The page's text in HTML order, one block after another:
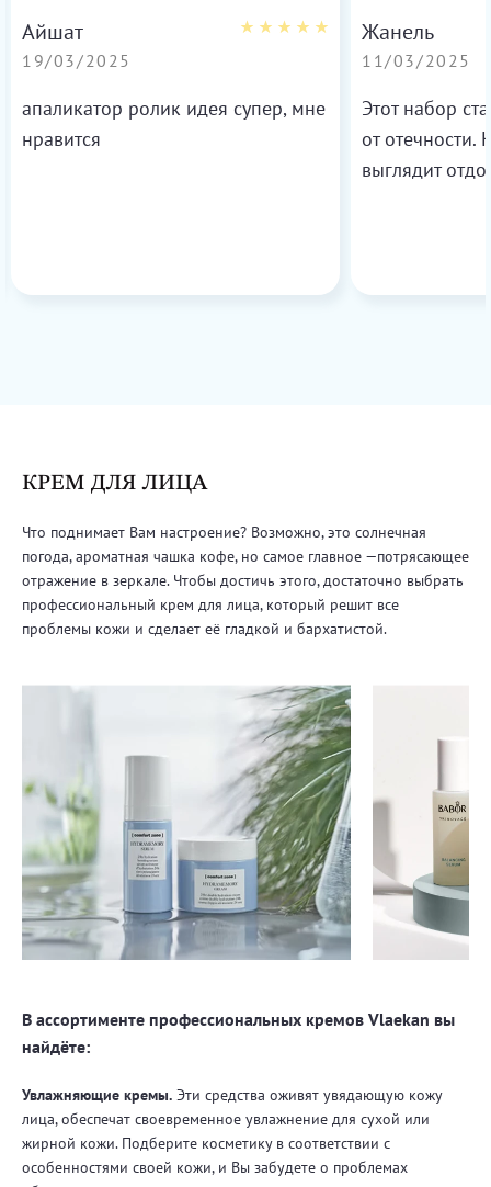
Айшат
19/03/2025
апаликатор ролик идея супер, мне
нравится
Жанель
11/03/2025
Этот набор
от отечности.
выглядит
КРЕМ ДЛЯ ЛИЦА
Что поднимает Вам настроение? Возможно, это солнечная
погода, ароматная чашка кофе, но самое главное —потрясающее
отражение в зеркале. Чтобы достичь этого, достаточно выбрать
профессиональный крем для лица, который решит все
проблемы кожи и сделает её гладкой и бархатистой.
В ассортименте профессиональных кремов Vlaekan вы
найдёте:
Увлажняющие кремы. Эти средства оживят увядающую кожу
лица, обеспечат своевременное увлажнение для сухой или
жирной кожи. Подберите косметику в соответствии с
особенностями своей кожи, и Вы забудете о проблемах